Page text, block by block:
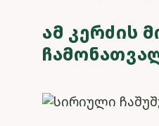
ᲐᲛ ᲙᲔᲠᲫᲘᲡ